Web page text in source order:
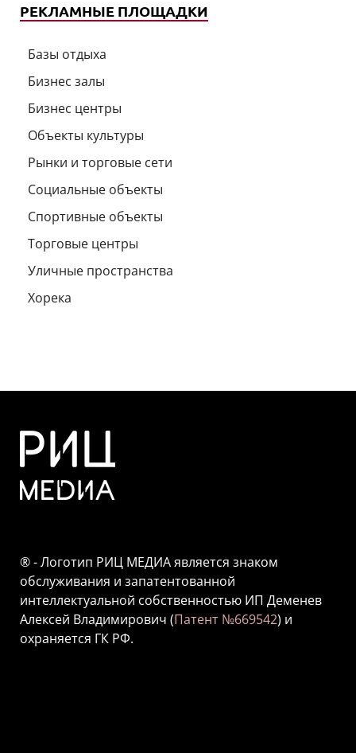
РЕКЛАМНЫЕ ПЛОЩАДКИ
Базы отдыха
Бизнес залы
Бизнес центры
Объекты культуры
Рынки и торговые сети
Социальные объекты
Спортивные объекты
Торговые центры
Уличные пространства
Хорека
® - Логотип РИЦ МЕДИА является знаком
обслуживания и запатентованной
интеллектуальной собственностью ИП Деменев
Алексей Владимирович (Патент №669542) и
охраняется ГК РФ.